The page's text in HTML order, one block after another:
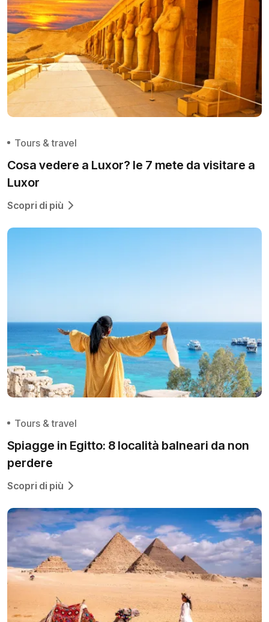
Tours & travel
Cosa vedere a Luxor? le 7 mete da visitare a
Luxor
Scopri di più
Tours & travel
Spiagge in Egitto: 8 località balneari da non
perdere
Scopri di più